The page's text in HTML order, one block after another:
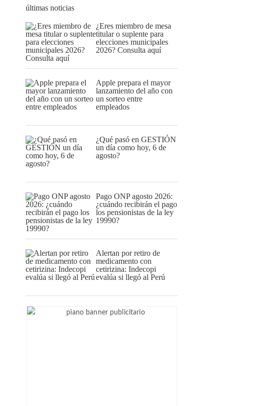
últimas noticias
¿Eres miembro de mesa
titular o suplente para
elecciones municipales
2026? Consulta aquí
Apple prepara el mayor
lanzamiento del año con
un sorteo entre
empleados
¿Qué pasó en GESTIÓN
un día como hoy, 6 de
agosto?
Pago ONP agosto 2026:
¿cuándo recibirán el pago
los pensionistas de la ley
19990?
Alertan por retiro de
medicamento con
cetirizina: Indecopi
evalúa si llegó al Perú